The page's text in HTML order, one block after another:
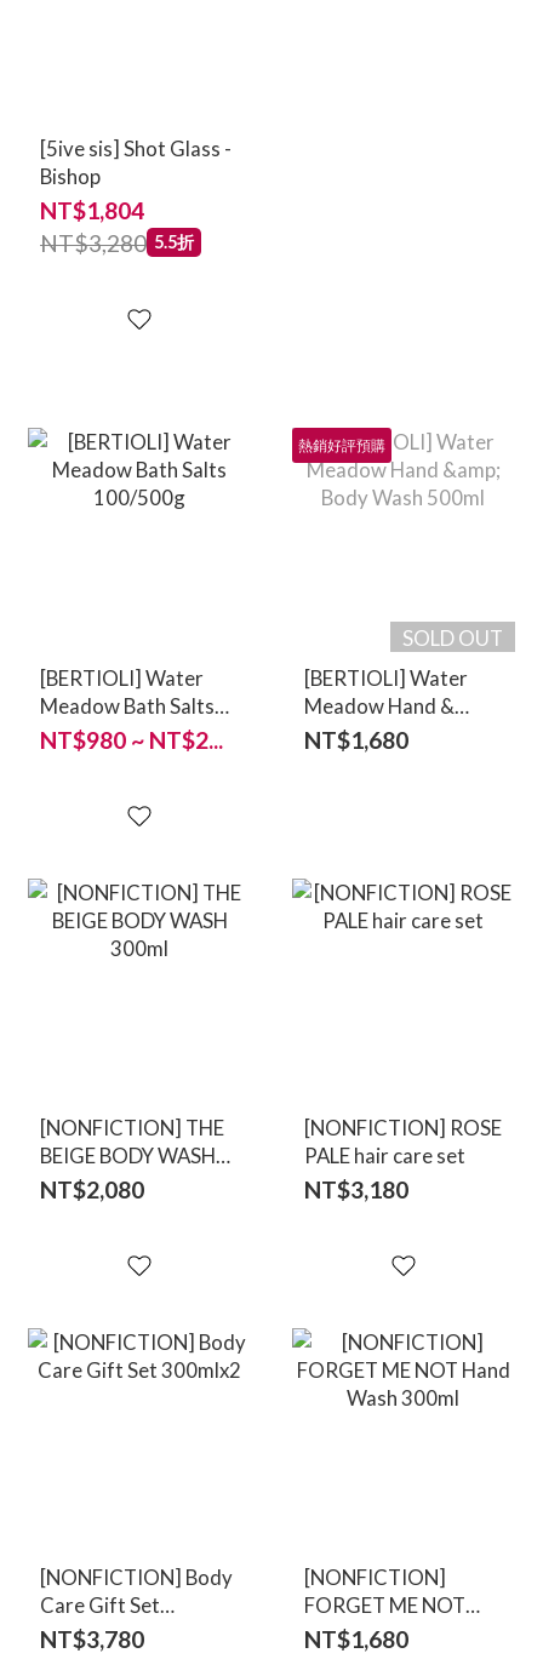
[5ive sis] Shot Glass -
Bishop
NT$1,804
NT$3,280 5.5折
[BERTIOLI] Water
Meadow Bath Salts
100/500g
NT$980 ~ NT$2...
熱銷好評預購
SOLD OUT
[BERTIOLI] Water
Meadow Hand &
Body Wash 500ml
NT$1,680
[NONFICTION] THE
BEIGE BODY WASH
300ml
NT$2,080
[NONFICTION] ROSE
PALE hair care set
NT$3,180
[NONFICTION] Body
Care Gift Set
300mlx2
NT$3,780
[NONFICTION]
FORGET ME NOT
Hand Wash 300ml
NT$1,680